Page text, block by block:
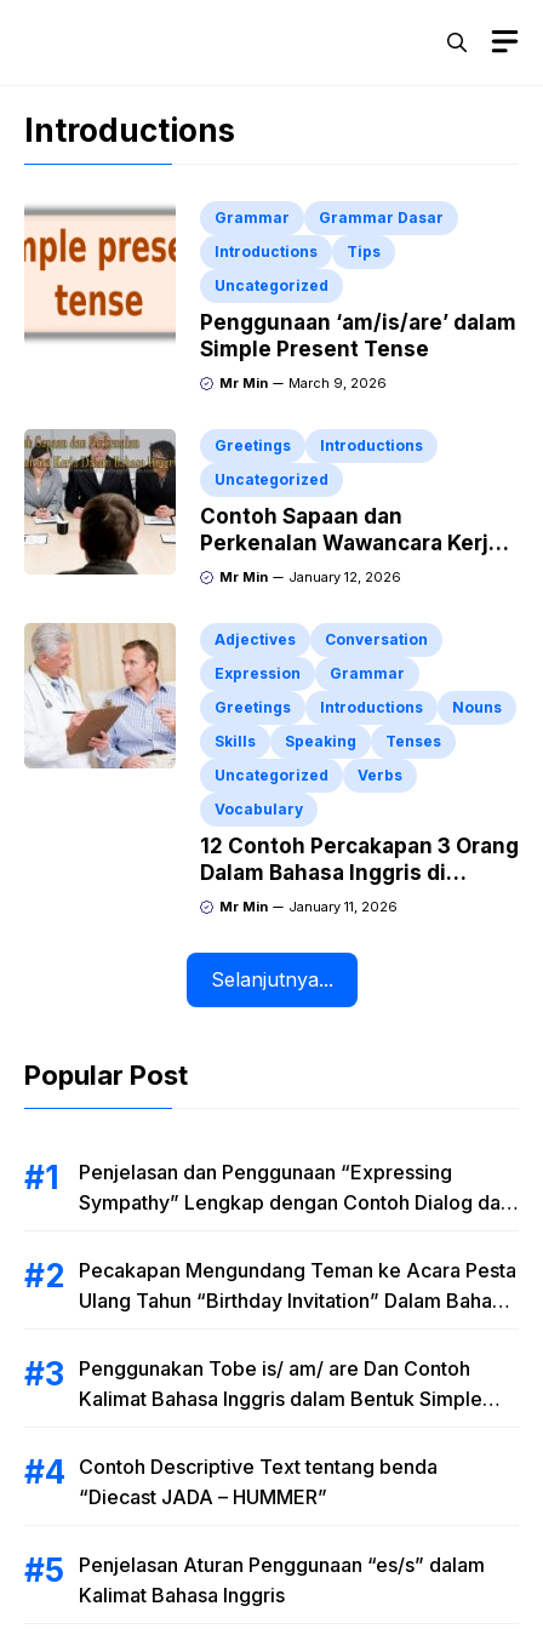
Introductions
Grammar
Grammar Dasar
Introductions
Tips
Uncategorized
Penggunaan ‘am/is/are’ dalam
Simple Present Tense
Mr Min March 9, 2026
Greetings
Introductions
Uncategorized
Contoh Sapaan dan
Perkenalan Wawancara Kerja
Dalam Bahasa Inggris
Mr Min January 12, 2026
Adjectives
Conversation
Expression
Grammar
Greetings
Introductions
Nouns
Skills
Speaking
Tenses
Uncategorized
Verbs
Vocabulary
12 Contoh Percakapan 3 Orang
Dalam Bahasa Inggris di
Rumah Sakit Beserta Artinya
Mr Min January 11, 2026
Selanjutnya...
Popular Post
Penjelasan dan Penggunaan “Expressing
Sympathy” Lengkap dengan Contoh Dialog dan
Pecakapan Mengundang Teman ke Acara Pesta
Ulang Tahun “Birthday Invitation” Dalam Bahasa
Penggunakan Tobe is/ am/ are Dan Contoh
Kalimat Bahasa Inggris dalam Bentuk Simple
Contoh Descriptive Text tentang benda
“Diecast JADA – HUMMER”
Penjelasan Aturan Penggunaan “es/s” dalam
Kalimat Bahasa Inggris